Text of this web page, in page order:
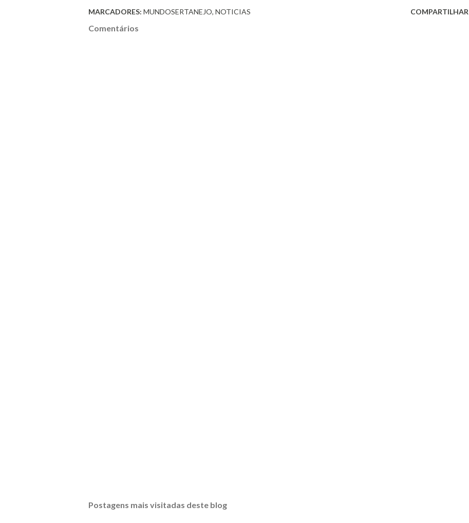
MARCADORES: MUNDOSERTANEJO NOTICIAS COMPARTILHAR
Comentários
Postagens mais visitadas deste blog